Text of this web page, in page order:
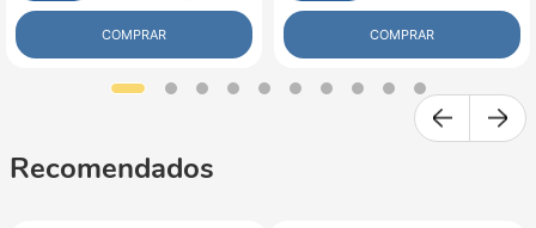
COMPRAR COMPRAR
Recomendados